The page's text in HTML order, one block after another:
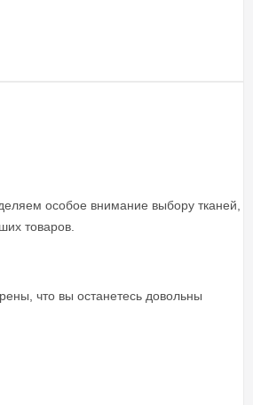
особое внимание выбору тканей,
товаров.
что вы останетесь довольны